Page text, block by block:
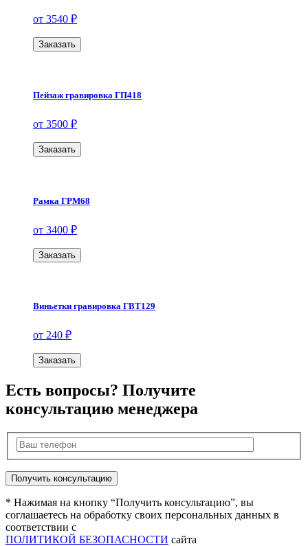
от 3540 ₽
Заказать
Пейзаж гравировка ГП418
от 3500 ₽
Заказать
Рамка ГРМ68
от 3400 ₽
Заказать
Виньетки гравировка ГВТ129
от 240 ₽
Заказать
Есть вопросы? Получите
консультацию менеджера
* Нажимая на кнопку “Получить консультацию”, вы
соглашаетесь на обработку своих персональных данных в
соответствии с
ПОЛИТИКОЙ БЕЗОПАСНОСТИ сайта